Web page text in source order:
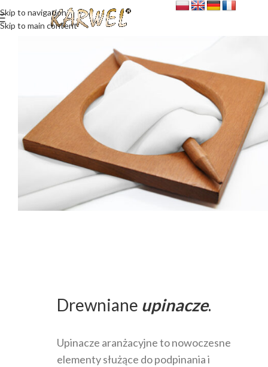
Skip to navigation
Skip to main content
Drewniane upinacze.
Upinacze aranżacyjne to nowoczesne
elementy służące do podpinania i